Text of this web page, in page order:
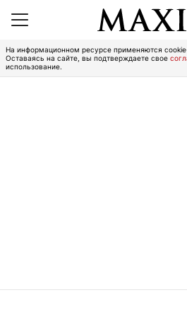
На информационном ресурсе применяются
Оставаясь на сайте, вы подтверждаете свое
использование.